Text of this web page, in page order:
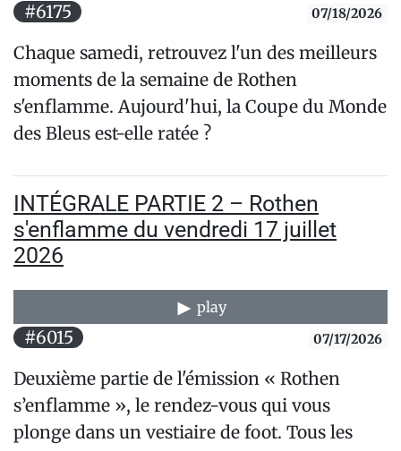
#6175 07/18/2026
Chaque samedi, retrouvez l'un des meilleurs
moments de la semaine de Rothen
s'enflamme. Aujourd'hui, la Coupe du Monde
des Bleus est-elle ratée ?
INTÉGRALE PARTIE 2 – Rothen
s'enflamme du vendredi 17 juillet
2026
play
#6015 07/17/2026
Deuxième partie de l'émission « Rothen
s’enflamme », le rendez-vous qui vous
plonge dans un vestiaire de foot. Tous les